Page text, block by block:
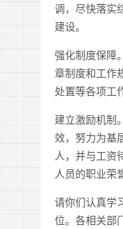
调，尽快落实
建设。
强化制度保障
章制度和工作
处置等各项工
建立激励机制
效，努力为基
人，并与工资
人员的职业荣
请你们认真学
位。各相关部